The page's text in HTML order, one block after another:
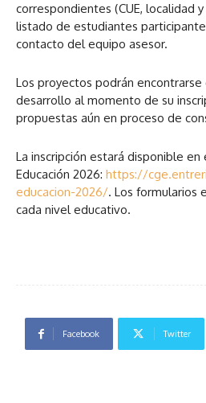
correspondientes (CUE, localidad
listado de estudiantes
contacto del equipo asesor.
Los proyectos podrán
desarrollo al momento de su
propuestas aún en proceso de
La inscripción estará disponible
Educación 2026: https://
educacion-2026/. Los formularios
cada nivel educativo.
Facebook Twitter